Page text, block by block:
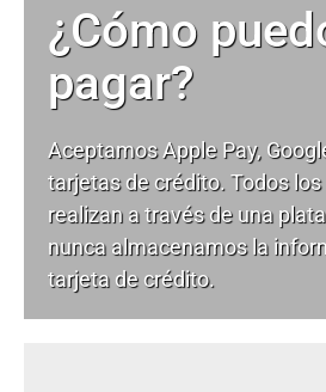
¿Cómo
pagar?
Aceptamos Apple Pay,
tarjetas de crédito. Todos
realizan a través de una
nunca almacenamos la
tarjeta de crédito.